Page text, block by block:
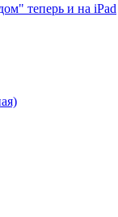
теперь и на iPad